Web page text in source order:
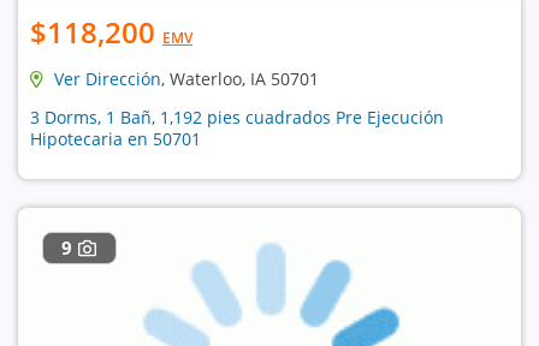
$118,200 EMV
Ver Dirección, Waterloo, IA 50701
3 Dorms, 1 Bañ, 1,192 pies cuadrados Pre Ejecución
Hipotecaria en 50701
9